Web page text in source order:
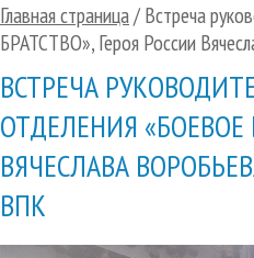
Главная страница/ Встреча
БРАТСТВО», Героя России
ВСТРЕЧА
ОТДЕЛЕНИЯ «БОЕВОЕ
ВЯЧЕСЛАВА
ВПК